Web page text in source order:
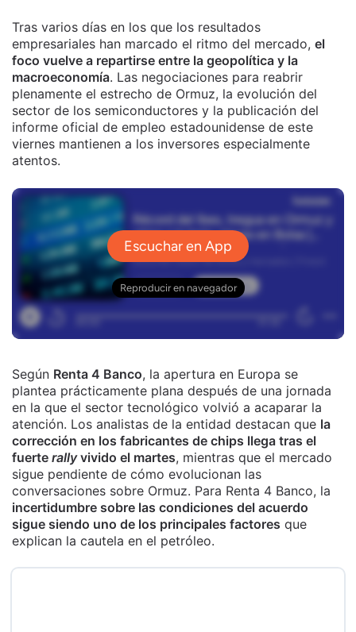
Tras varios días en los que los resultados
empresariales han marcado el ritmo del mercado, el
foco vuelve a repartirse entre la geopolítica y la
macroeconomía. Las negociaciones para reabrir
plenamente el estrecho de Ormuz, la evolución del
sector de los semiconductores y la publicación del
informe oficial de empleo estadounidense de este
viernes mantienen a los inversores especialmente
atentos.
Según Renta 4 Banco, la apertura en Europa se
plantea prácticamente plana después de una jornada
en la que el sector tecnológico volvió a acaparar la
atención. Los analistas de la entidad destacan que la
corrección en los fabricantes de chips llega tras el
fuerte rallyvivido el martes, mientras que el mercado
sigue pendiente de cómo evolucionan las
conversaciones sobre Ormuz. Para Renta 4 Banco, la
incertidumbre sobre las condiciones del acuerdo
sigue siendo uno de los principales factores que
explican la cautela en el petróleo.